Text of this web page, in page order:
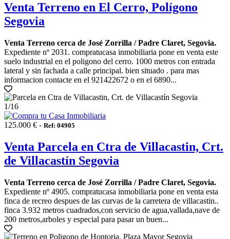
Venta Terreno en El Cerro, Polígono
Segovia
Venta Terreno cerca de José Zorrilla / Padre Claret, Segovia.
Expediente nº 2031. compratucasa inmobiliaria pone en venta este
suelo industrial en el poligono del cerro. 1000 metros con entrada
lateral y sin fachada a calle principal. bien situado . para mas
informacion contacte en el 921422672 o en el 6890...
1/16
125.000 € - Ref: 04905
Venta Parcela en Ctra de Villacastin, Crt.
de Villacastín Segovia
Venta Terreno cerca de José Zorrilla / Padre Claret, Segovia.
Expediente nº 4905. compratucasa inmobiliaria pone en venta esta
finca de recreo despues de las curvas de la carretera de villacastin..
finca 3.932 metros cuadrados,con servicio de agua,vallada,nave de
200 metros,arboles y especial para pasar un buen...